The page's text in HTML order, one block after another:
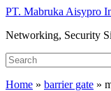
Skip
main
PT. Mabruka Aisypro
Networking, Security
Search
for:
Home » barrier gate »